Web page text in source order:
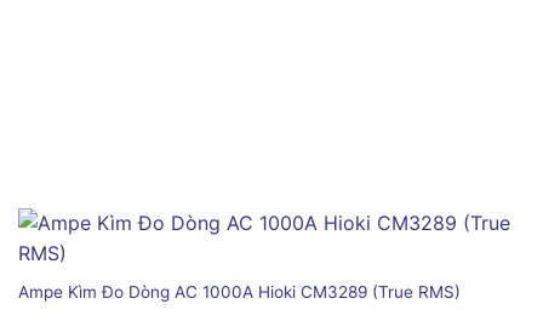
Ampe Kìm Đo Dòng AC 1000A Hioki CM3289 (True RMS)